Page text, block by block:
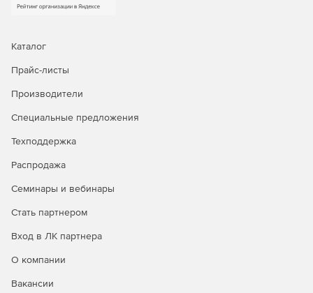
Каталог
Прайс-листы
Производители
Специальные предложения
Техподдержка
Распродажа
Семинары и вебинары
Стать партнером
Вход в ЛК партнера
О компании
Вакансии